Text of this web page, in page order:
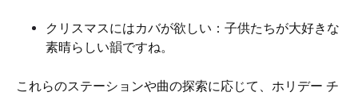
クリスマスにはカバが欲しい：子供たちが大好きな
素晴らしい韻ですね。
これらのステーションや曲の探索に応じて、ホリデー チ